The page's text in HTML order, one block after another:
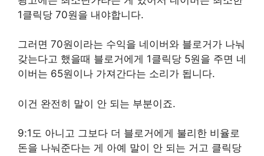
1클릭당 70원을 내야합니다.
그러면 70원이라는 수익을 네이버와 블로거가 나눠
갖는다고 했을때 블로거에게 1클릭당 5원을 주면 네
이버는 65원이나 가져간다는 소리가 됩니다.
이건 완전히 말이 안 되는 부분이죠.
9:1도 아니고 그보다 더 블로거에게 불리한 비율로
돈을 나눠준다는 게 아예 말이 안 되는 거고 클릭당